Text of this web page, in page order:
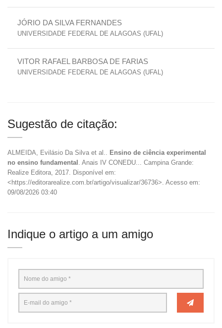
JÓRIO DA SILVA FERNANDES
UNIVERSIDADE FEDERAL DE ALAGOAS (UFAL)
VITOR RAFAEL BARBOSA DE FARIAS
UNIVERSIDADE FEDERAL DE ALAGOAS (UFAL)
Sugestão de citação:
ALMEIDA, Evilásio Da Silva et al..
Ensino de ciência experimental
no ensino fundamental
. Anais IV CONEDU... Campina Grande:
Realize Editora, 2017. Disponível em:
<https://editorarealize.com.br/artigo/visualizar/36736>. Acesso em:
09/08/2026 03:40
Indique o artigo a um amigo